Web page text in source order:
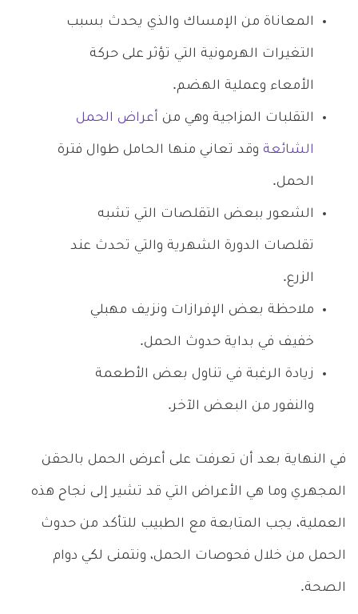
المعاناة من الإمساك والذي يحدث بسبب
التغيرات الهرمونية التي تؤثر على حركة
الأمعاء وعملية الهضم.
التقلبات المزاجية وهي من أعراض الحمل
الشائعة وقد تعاني منها الحامل طوال فترة
الحمل.
الشعور ببعض التقلصات التي تشبه
تقلصات الدورة الشهرية والتي تحدث عند
الزرع.
ملاحظة بعض الإفرازات ونزيف مهبلي
خفيف في بداية حدوث الحمل.
زيادة الرغبة في تناول بعض الأطعمة
والنفور من البعض الآخر.
في النهاية بعد أن تعرفت على أعرض الحمل بالحقن
المجهري وما هي الأعراض التي قد تشير إلى نجاح هذه
العملية، يجب المتابعة مع الطبيب للتأكد من حدوث
الحمل من خلال فحوصات الحمل، ونتمنى لكي دوام
الصحة.